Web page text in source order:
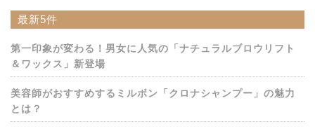
最新5件
第一印象が変わる！男女に人気の「ナチュラルブロウリフト
＆ワックス」新登場
美容師がおすすめするミルボン「クロナシャンプー」の魅力
とは？